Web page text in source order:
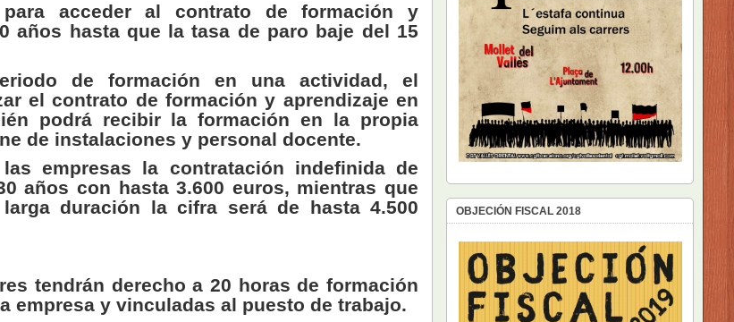
acceder al contrato de formación y
años hasta que la tasa de paro baje del 15
de formación en una actividad, el
el contrato de formación y aprendizaje en
podrá recibir la formación en la propia
de instalaciones y personal docente.
empresas la contratación indefinida de
años con hasta 3.600 euros, mientras que
duración la cifra será de hasta 4.500
tendrán derecho a 20 horas de formación
empresa y vinculadas al puesto de trabajo.
OBJECIÓN FISCAL 2018